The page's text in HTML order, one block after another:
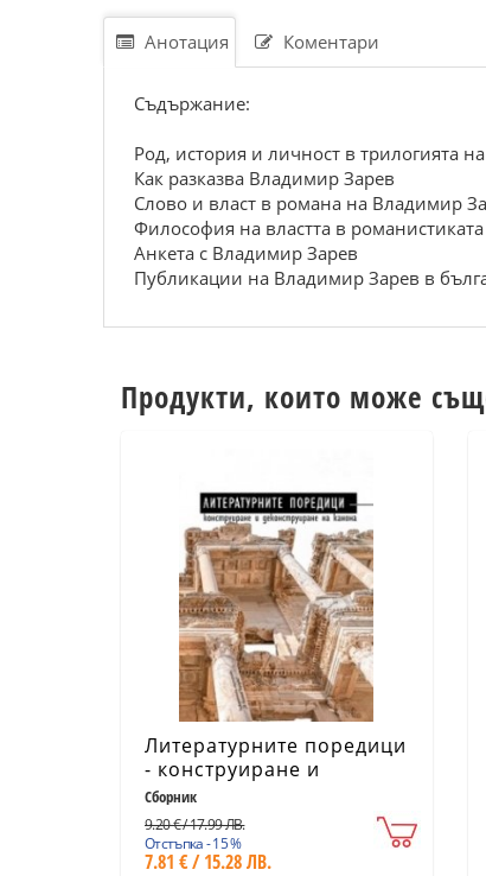
Анотация Коментари
Съдържание:
Род, история и личност в трилогията
Как разказва Владимир Зарев
Слово и власт в романа на Владимир
Философия на властта в
Анкета с Владимир Зарев
Публикации на Владимир Зарев в
Продукти, които може
Литературните поредици
- конструиране и
деконструиране на
канона
Сборник
9.20 € / 17.99 ЛВ.
Отстъпка - 15 %
7.81 € / 15.28 ЛВ.